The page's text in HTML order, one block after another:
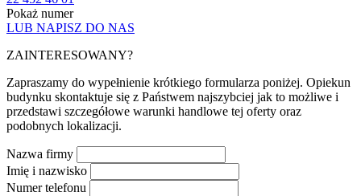
Pokaż numer
LUB NAPISZ DO NAS
ZAINTERESOWANY?
Zapraszamy do wypełnienie krótkiego formularza poniżej. Opiekun
budynku skontaktuje się z Państwem najszybciej jak to możliwe i
przedstawi szczegółowe warunki handlowe tej oferty oraz
podobnych lokalizacji.
Nazwa firmy
Imię i nazwisko
Numer telefonu